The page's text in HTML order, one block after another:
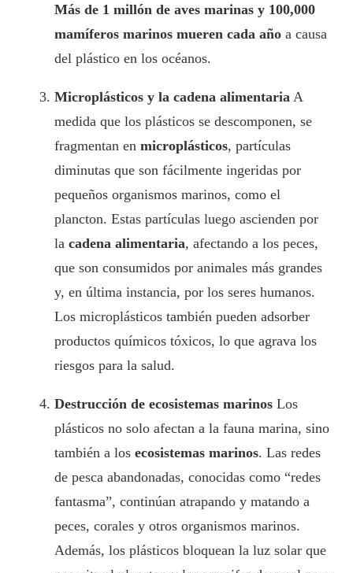
Más de 1 millón de aves marinas y 100,000
mamíferos marinos mueren cada año a causa
del plástico en los océanos.
Microplásticos y la cadena alimentaria A
medida que los plásticos se descomponen, se
fragmentan en microplásticos, partículas
diminutas que son fácilmente ingeridas por
pequeños organismos marinos, como el
plancton. Estas partículas luego ascienden por
la cadena alimentaria, afectando a los peces,
que son consumidos por animales más grandes
y, en última instancia, por los seres humanos.
Los microplásticos también pueden adsorber
productos químicos tóxicos, lo que agrava los
riesgos para la salud.
Destrucción de ecosistemas marinos Los
plásticos no solo afectan a la fauna marina, sino
también a los ecosistemas marinos. Las redes
de pesca abandonadas, conocidas como “redes
fantasma”, continúan atrapando y matando a
peces, corales y otros organismos marinos.
Además, los plásticos bloquean la luz solar que